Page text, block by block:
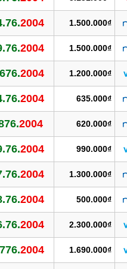
2004 1.500.000₫
2004 1.500.000₫
2004 1.200.000₫
2004 635.000₫
2004 620.000₫
2004 990.000₫
2004 1.300.000₫
2004 500.000₫
2004 2.300.000₫
2004 1.690.000₫